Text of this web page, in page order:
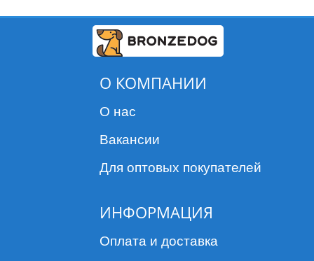
О КОМПАНИИ
О нас
Вакансии
Для оптовых покупателей
ИНФОРМАЦИЯ
Оплата и доставка